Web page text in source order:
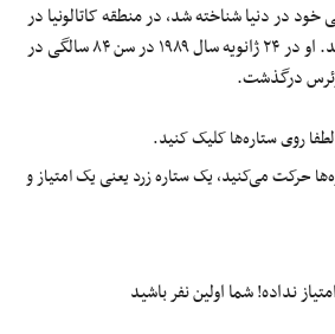
خود در دنیا شناخته شد، در منطقه کاتالونیا در
شمال شرقی اسپانیا به دنیا آمد. او در ۲۴ ژانویه سال ۱۹۸۹ در سن ۸۴ سالگی در
درگذشت.
روی ستاره‌ها کلیک کنید.
حرکت می‌کنید، یک ستاره زرد یعنی یک امتیاز و
نداده! شما اولین نفر باشید